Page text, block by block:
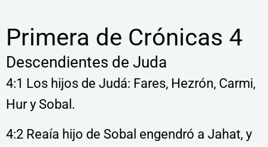
Primera de Crónicas 4
Descendientes de Juda
4:1 Los hijos de Judá: Fares, Hezrón, Carmi,
Hur y Sobal.
4:2 Reaía hijo de Sobal engendró a Jahat, y